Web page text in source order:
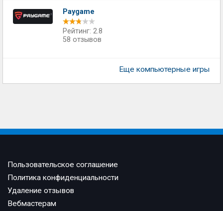
Paygame
Рейтинг: 2.8
58 отзывов
Еще компьютерные игры
Пользовательское соглашение
Политика конфиденциальности
Удаление отзывов
Вебмастерам